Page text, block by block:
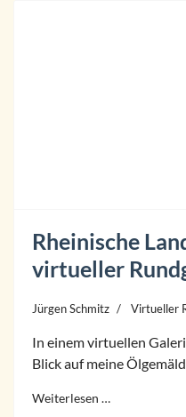
Rheinische
virtueller
Jürgen Schmitz Virtueller
In einem virtuellen
Blick auf meine
Weiterlesen …